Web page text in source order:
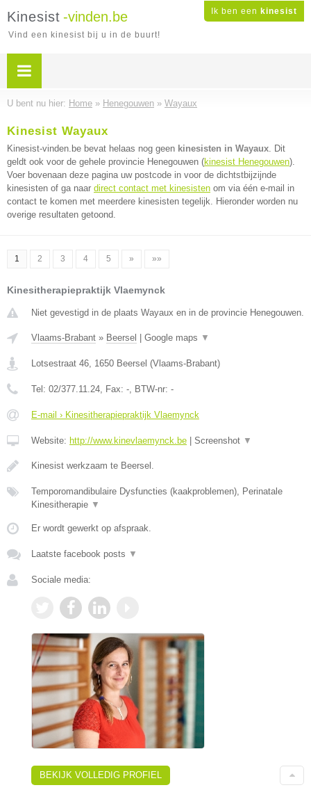
Ik ben een kinesist
Kinesist -vinden.be
Vind een kinesist bij u in de buurt!
U bent nu hier: Home » Henegouwen » Wayaux
Kinesist Wayaux
Kinesist-vinden.be bevat helaas nog geen kinesisten in Wayaux. Dit
geldt ook voor de gehele provincie Henegouwen (kinesist Henegouwen).
Voer bovenaan deze pagina uw postcode in voor de dichtstbijzijnde
kinesisten of ga naar direct contact met kinesisten om via één e-mail in
contact te komen met meerdere kinesisten tegelijk. Hieronder worden nu
overige resultaten getoond.
1 2 3 4 5 » »»
Kinesitherapiepraktijk Vlaemynck
Niet gevestigd in de plaats Wayaux en in de provincie Henegouwen.
Vlaams-Brabant » Beersel Google maps ▼
Lotsestraat 46, 1650 Beersel (Vlaams-Brabant)
Tel: 02/377.11.24, Fax: -, BTW-nr: -
E-mail › Kinesitherapiepraktijk Vlaemynck
Website: http://www.kinevlaemynck.be Screenshot ▼
Kinesist werkzaam te Beersel.
Temporomandibulaire Dysfuncties (kaakproblemen), Perinatale
Kinesitherapie ▼
Er wordt gewerkt op afspraak.
Laatste facebook posts ▼
Sociale media:
BEKIJK VOLLEDIG PROFIEL